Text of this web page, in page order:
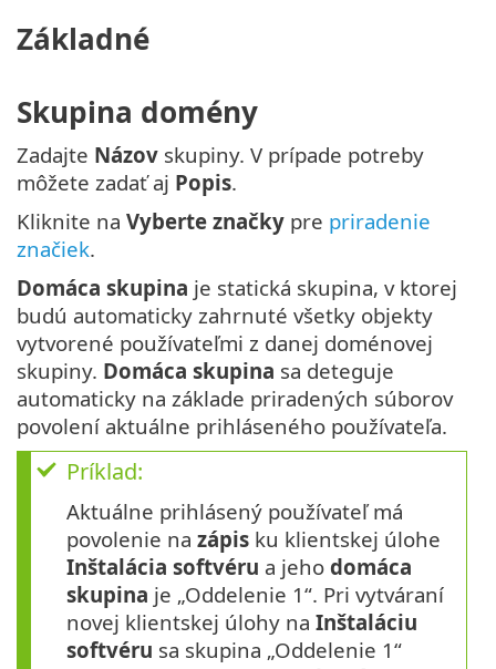
Základné
Skupina domény
Zadajte Názov skupiny. V prípade potreby
môžete zadať aj Popis.
Kliknite na Vyberte značky pre priradenie
značiek.
Domáca skupina je statická skupina, v ktorej
budú automaticky zahrnuté všetky objekty
vytvorené používateľmi z danej doménovej
skupiny. Domáca skupina sa deteguje
automaticky na základe priradených súborov
povolení aktuálne prihláseného používateľa.
Príklad:
Aktuálne prihlásený používateľ má
povolenie na zápis ku klientskej úlohe
Inštalácia softvéru a jeho domáca
skupina je „Oddelenie 1“. Pri vytváraní
novej klientskej úlohy na Inštaláciu
softvéru sa skupina „Oddelenie 1“